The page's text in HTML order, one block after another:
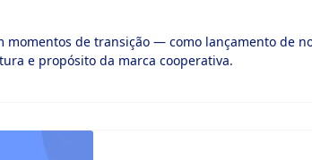
momentos de transição — como lançamento de
e propósito da marca cooperativa.